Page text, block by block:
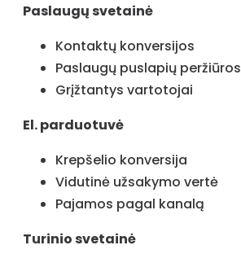
Paslaugų svetainė
Kontaktų konversijos
Paslaugų puslapių peržiūros
Grįžtantys vartotojai
El. parduotuvė
Krepšelio konversija
Vidutinė užsakymo vertė
Pajamos pagal kanalą
Turinio svetainė